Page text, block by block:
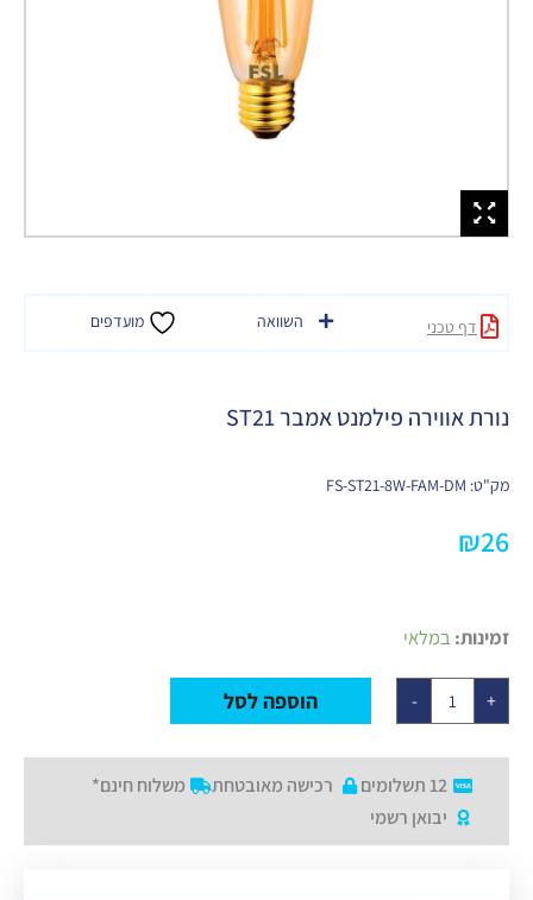
דף טכני השוואה מועדפים
נורת אווירה פילמנט אמבר ST21
מק"ט: FS-ST21-8W-FAM-DM
₪26
זמינות: במלאי
-
כמות
של
אווירה
פילמנט
אמבר
+ הוספה לסל
12 תשלומים רכישה מאובטחת
משלוח חינם*
יבואן רשמי